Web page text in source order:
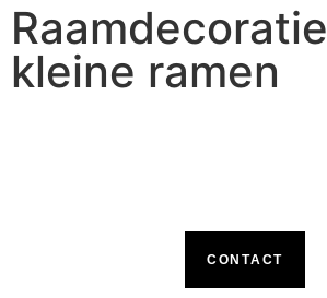
Raamdecoratie
kleine ramen
CONTACT